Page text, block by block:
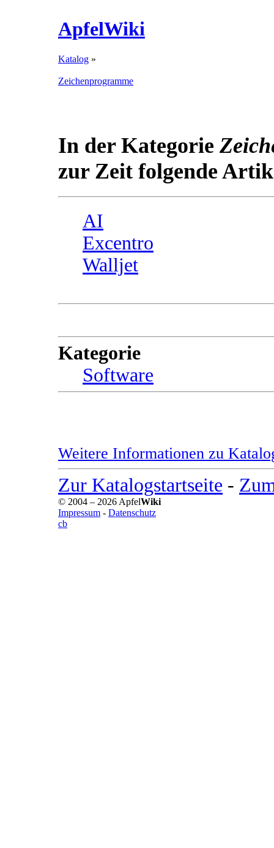
ApfelWiki
Katalog »
Zeichenprogramme
In der Kategorie
zur Zeit folgende
AI
Excentro
Walljet
Kategorie
Software
Weitere Informationen zu
Zur Katalogstartseite -
© 2004 – 2026 ApfelWiki
Impressum - Datenschutz
cb